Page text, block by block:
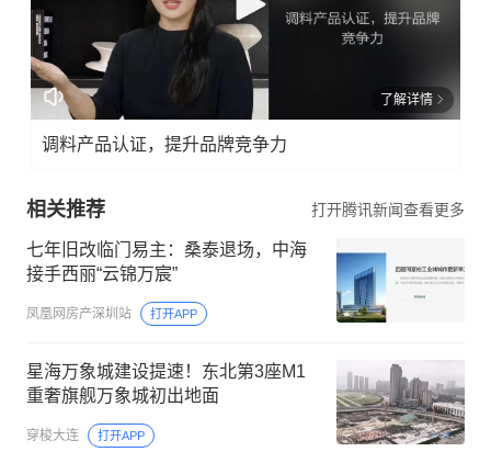
了解详情
调料产品认证，提升品牌竞争力
相关推荐 打开腾讯新闻查看更多
七年旧改临门易主：桑泰退场，中海
接手西丽“云锦万宸”
凤凰网房产深圳站 打开APP
星海万象城建设提速！东北第3座M1
重奢旗舰万象城初出地面
穿梭大连 打开APP